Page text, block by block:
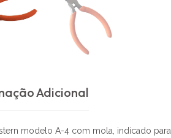
Adicional
modelo A-4 com mola, indicado